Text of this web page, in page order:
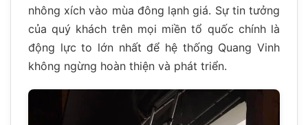
nhông xích vào mùa đông lạnh giá. Sự tin tưởng
của quý khách trên mọi miền tổ quốc chính là
động lực to lớn nhất để hệ thống Quang Vinh
không ngừng hoàn thiện và phát triển.